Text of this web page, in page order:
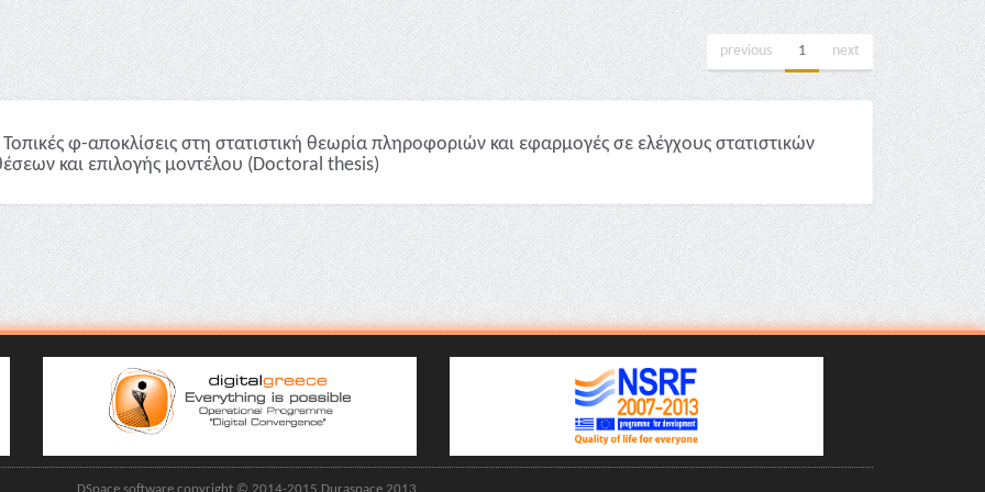
previous 1 next
φ-αποκλίσεις στη στατιστική θεωρία πληροφοριών και εφαρμογές σε ελέγχους στατιστικών
και επιλογής μοντέλου (Doctoral thesis)